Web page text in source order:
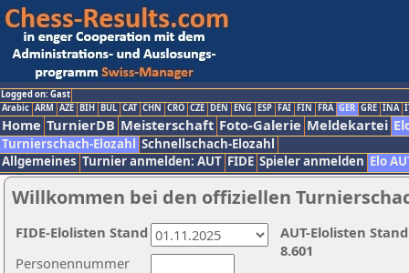
Logged on: Gast
Arabic ARM AZE BIH BUL CAT CHN CRO CZE DEN ENG ESP FAI FIN FRA GER GRE INA
Home TurnierDB Meisterschaft Foto-Galerie Meldekartei
Turnierschach-Elozahl Schnellschach-Elozahl
Allgemeines Turnier anmelden: AUT FIDE Spieler anmelden Elo
Willkommen bei den offiziellen
Personennummer
AUT-Elolisten
8.601
FIDE-Elolisten Stand